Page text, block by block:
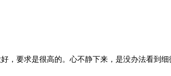
要求是很高的。心不静下来，是没办法看到